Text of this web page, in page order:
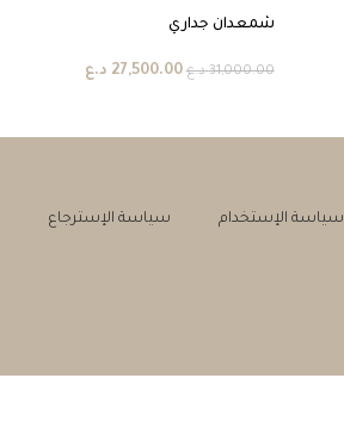
شمعدان جداري
31,000.00 د.ع 27,500.00 د.ع
سياسة الإستخدام سياسة الإسترجاع